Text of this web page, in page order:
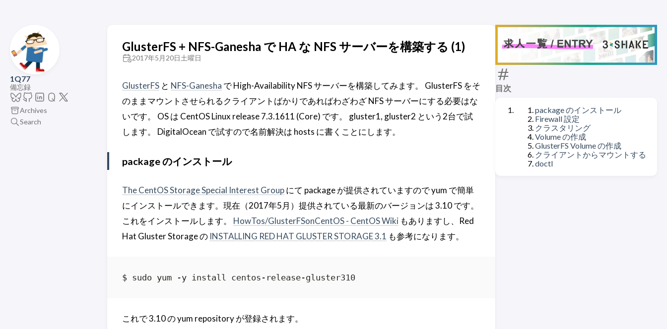
1Q77
備忘録
Archives
Search
目次
package のインストール
Firewall 設定
クラスタリング
Volume の作成
GlusterFS Volume の作成
クライアントからマウントする
doctl
GlusterFS + NFS-Ganesha で HA な NFS サーバーを構築する (1)
2017年5月20日土曜日
GlusterFSと NFS-Ganesha で High-Availability NFS サーバーを構築してみます。 GlusterFS をそ
のままマウントさせられるクライアントばかりであればわざわざ NFS サーバーにする必要はな
いです。 OS は CentOS Linux release 7.3.1611 (Core) です。 gluster1, gluster2 という2台で試
します。 DigitalOcean で試すので名前解決は hosts に書くことにします。
package のインストール
The CentOS Storage Special Interest Groupにて package が提供されていますので yum で簡単
にインストールできます。現在（2017年5月）提供されている最新のバージョンは 3.10 です。
これをインストールします。 HowTos/GlusterFSonCentOS - CentOS Wikiもありますし、Red
Hat Gluster Storage の INSTALLING RED HAT GLUSTER STORAGE 3.1 も参考になります。
$ sudo yum -y install centos-release-gluster310
これで 3.10 の yum repository が登録されます。